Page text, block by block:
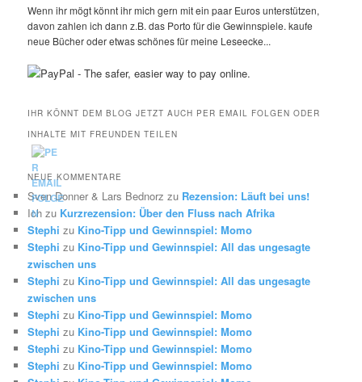
Wenn ihr mögt könnt ihr mich gern mit ein paar Euros unterstützen,
davon zahlen ich dann z.B. das Porto für die Gewinnspiele. kaufe
neue Bücher oder etwas schönes für meine Leseecke...
IHR KÖNNT DEM BLOG JETZT AUCH PER EMAIL FOLGEN ODER
INHALTE MIT FREUNDEN TEILEN
NEUE KOMMENTARE
Sven Donner & Lars Bednorz zu Rezension: Läuft bei uns!
Ich zu Kurzrezension: Über den Fluss nach Afrika
Stephi zu Kino-Tipp und Gewinnspiel: Momo
Stephi zu Kino-Tipp und Gewinnspiel: All das ungesagte
zwischen uns
Stephi zu Kino-Tipp und Gewinnspiel: All das ungesagte
zwischen uns
Stephi zu Kino-Tipp und Gewinnspiel: Momo
Stephi zu Kino-Tipp und Gewinnspiel: Momo
Stephi zu Kino-Tipp und Gewinnspiel: Momo
Stephi zu Kino-Tipp und Gewinnspiel: Momo